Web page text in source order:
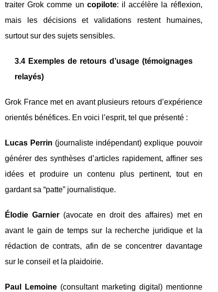
traiter Grok comme un copilote: il accélère la réflexion,
mais les décisions et validations restent humaines,
surtout sur des sujets sensibles.
3.4 Exemples de retours d’usage (témoignages
relayés)
Grok France met en avant plusieurs retours d’expérience
orientés bénéfices. En voici l’esprit, tel que présenté :
Lucas Perrin (journaliste indépendant) explique pouvoir
générer des synthèses d’articles rapidement, affiner ses
idées et produire un contenu plus pertinent, tout en
gardant sa “patte” journalistique.
Élodie Garnier (avocate en droit des affaires) met en
avant le gain de temps sur la recherche juridique et la
rédaction de contrats, afin de se concentrer davantage
sur le conseil et la plaidoirie.
Paul Lemoine(consultant marketing digital) mentionne